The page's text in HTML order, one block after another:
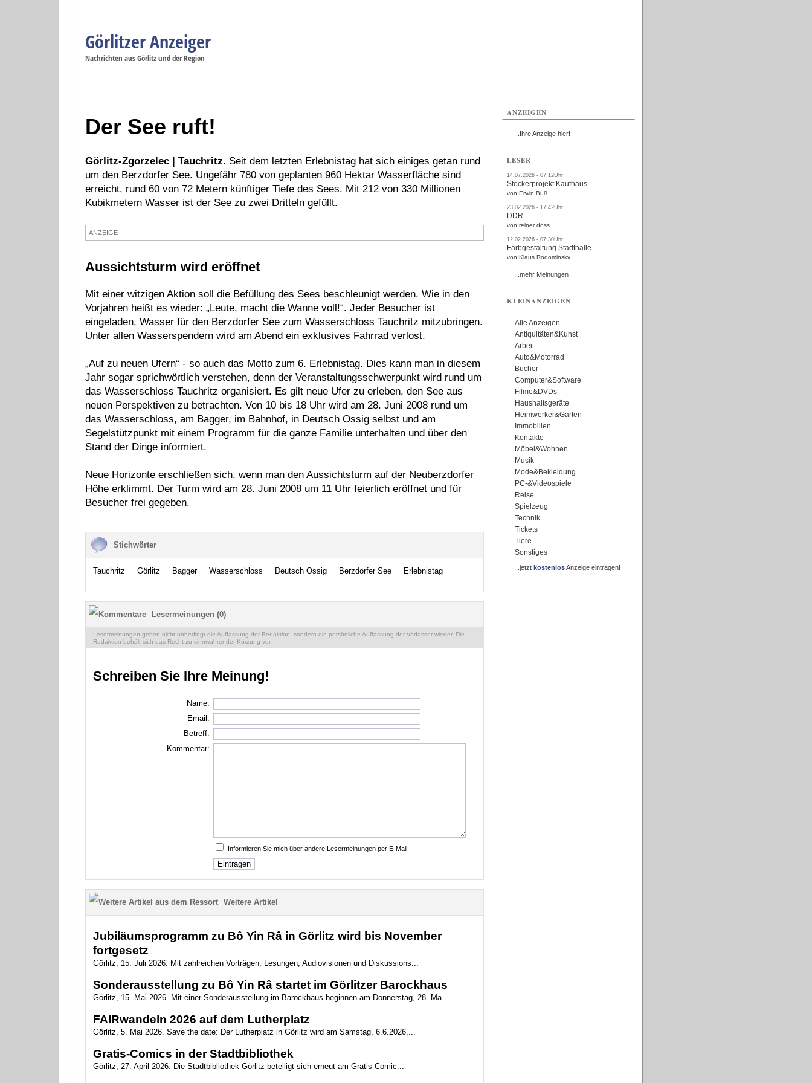
Görlitzer Anzeiger
Nachrichten aus Görlitz und der Region
Der See ruft!
Görlitz-Zgorzelec | Tauchritz. Seit dem letzten Erlebnistag hat sich einiges getan rund
um den Berzdorfer See. Ungefähr 780 von geplanten 960 Hektar Wasserfläche sind
erreicht, rund 60 von 72 Metern künftiger Tiefe des Sees. Mit 212 von 330 Millionen
Kubikmetern Wasser ist der See zu zwei Dritteln gefüllt.
ANZEIGE
Aussichtsturm wird eröffnet
Mit einer witzigen Aktion soll die Befüllung des Sees beschleunigt werden. Wie in den
Vorjahren heißt es wieder: „Leute, macht die Wanne voll!“. Jeder Besucher ist
eingeladen, Wasser für den Berzdorfer See zum Wasserschloss Tauchritz mitzubringen.
Unter allen Wasserspendern wird am Abend ein exklusives Fahrrad verlost.
„Auf zu neuen Ufern“ - so auch das Motto zum 6. Erlebnistag. Dies kann man in diesem
Jahr sogar sprichwörtlich verstehen, denn der Veranstaltungsschwerpunkt wird rund um
das Wasserschloss Tauchritz organisiert. Es gilt neue Ufer zu erleben, den See aus
neuen Perspektiven zu betrachten. Von 10 bis 18 Uhr wird am 28. Juni 2008 rund um
das Wasserschloss, am Bagger, im Bahnhof, in Deutsch Ossig selbst und am
Segelstützpunkt mit einem Programm für die ganze Familie unterhalten und über den
Stand der Dinge informiert.
Neue Horizonte erschließen sich, wenn man den Aussichtsturm auf der Neuberzdorfer
Höhe erklimmt. Der Turm wird am 28. Juni 2008 um 11 Uhr feierlich eröffnet und für
Besucher frei gegeben.
Stichwörter
Tauchritz Görlitz Bagger Wasserschloss Deutsch Ossig Berzdorfer See Erlebnistag
Lesermeinungen (0)
Lesermeinungen geben nicht unbedingt die Auffassung der Redaktion, sondern die persönliche Auffassung der Verfasser wieder. Die
Redaktion behält sich das Recht zu sinnwahrender Kürzung vor.
Schreiben Sie Ihre Meinung!
Name:
Email:
Betreff:
Kommentar:
Informieren Sie mich über andere Lesermeinungen per E-Mail
Weitere Artikel
Jubiläumsprogramm zu Bô Yin Râ in Görlitz wird bis November
fortgesetz
Görlitz, 15. Juli 2026. Mit zahlreichen Vorträgen, Lesungen, Audiovisionen und Diskussions...
Sonderausstellung zu Bô Yin Râ startet im Görlitzer Barockhaus
Görlitz, 15. Mai 2026. Mit einer Sonderausstellung im Barockhaus beginnen am Donnerstag, 28. Ma...
FAIRwandeln 2026 auf dem Lutherplatz
Görlitz, 5. Mai 2026. Save the date: Der Lutherplatz in Görlitz wird am Samstag, 6.6.2026,...
Gratis-Comics in der Stadtbibliothek
Görlitz, 27. April 2026. Die Stadtbibliothek Görlitz beteiligt sich erneut am Gratis-Comic...
ANZEIGEN
...Ihre Anzeige hier!
LESER
14.07.2026 - 07:12Uhr
Stöckerprojekt Kaufhaus
von Erwin Buß
23.02.2026 - 17:42Uhr
DDR
von reiner doss
12.02.2026 - 07:30Uhr
Farbgestaltung Stadthalle
von Klaus Rodominsky
...mehr Meinungen
KLEINANZEIGEN
Alle Anzeigen
Antiquitäten&Kunst
Arbeit
Auto&Motorrad
Bücher
Computer&Software
Filme&DVDs
Haushaltsgeräte
Heimwerker&Garten
Immobilien
Kontakte
Möbel&Wohnen
Musik
Mode&Bekleidung
PC-&Videospiele
Reise
Spielzeug
Technik
Tickets
Tiere
Sonstiges
...jetzt kostenlosAnzeige eintragen!